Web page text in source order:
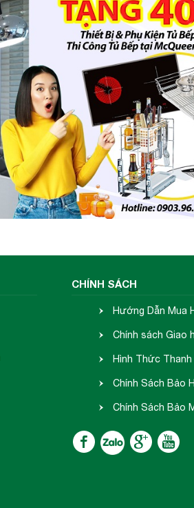
CHÍNH SÁCH
Hướng Dẫn Mua
Chính sách Giao
hàng
Hình Thức Thanh
Chính Sách Bảo
Trả
Chính Sách Bảo
Tin